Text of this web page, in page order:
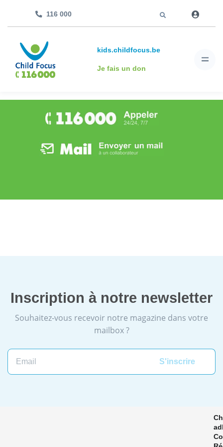
116 000
kids.childfocus.be
Je fais un don
Inscription à notre newsletter
Souhaitez-vous recevoir notre magazine dans votre
mailbox ?
Email